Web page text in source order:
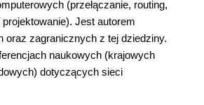
(przełączanie, routing,
Jest autorem
oraz zagranicznych z tej dziedziny.
naukowych (krajowych
dotyczących sieci